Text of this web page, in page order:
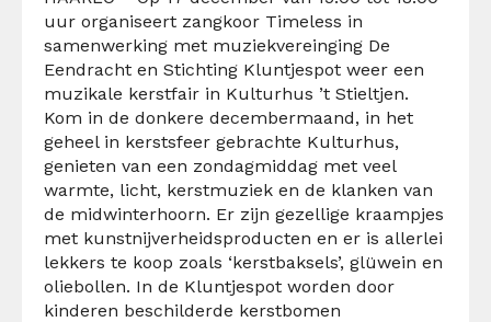
uur organiseert zangkoor Timeless in
samenwerking met muziekvereinging De
Eendracht en Stichting Kluntjespot weer een
muzikale kerstfair in Kulturhus ’t Stieltjen.
Kom in de donkere decembermaand, in het
geheel in kerstsfeer gebrachte Kulturhus,
genieten van een zondagmiddag met veel
warmte, licht, kerstmuziek en de klanken van
de midwinterhoorn. Er zijn gezellige kraampjes
met kunstnijverheidsproducten en er is allerlei
lekkers te koop zoals ‘kerstbaksels’, glüwein en
oliebollen. In de Kluntjespot worden door
kinderen beschilderde kerstbomen